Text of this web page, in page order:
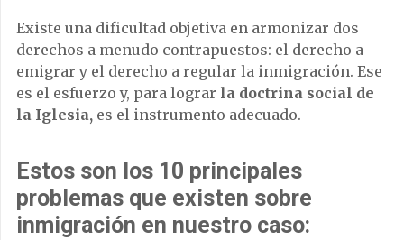
Existe una dificultad objetiva en armonizar dos
derechos a menudo contrapuestos: el derecho a
emigrar y el derecho a regular la inmigración. Ese
es el esfuerzo y, para lograr la doctrina social de
la Iglesia, es el instrumento adecuado.
Estos son los 10 principales
problemas que existen sobre
inmigración en nuestro caso: